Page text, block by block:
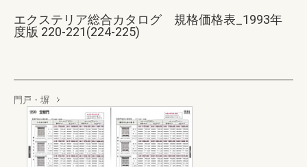
エクステリア総合カタログ 規格価格表_1993年
度版 220-221(224-225)
門戸・塀